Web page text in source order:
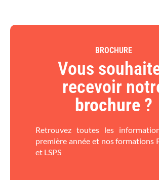
BROCHURE
Vous
recevoir
brochure?​
Retrouvez toutes les
première année et nos formations
et LSPS